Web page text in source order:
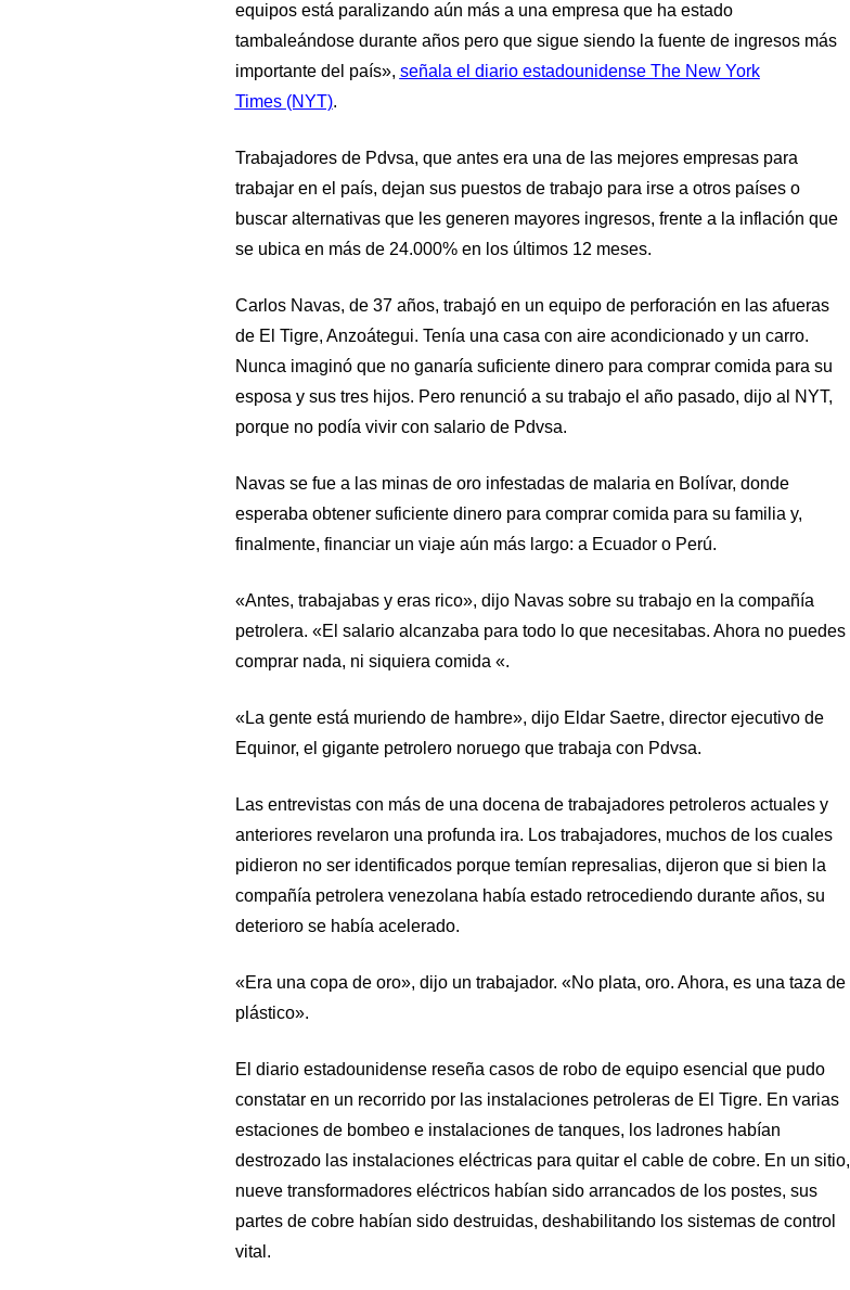
equipos está paralizando aún más a una empresa que ha estado
tambaleándose durante años pero que sigue siendo la fuente de ingresos más
importante del país», señala el diario estadounidense The New York
Times(NYT).
Trabajadores de Pdvsa, que antes era una de las mejores empresas para
trabajar en el país, dejan sus puestos de trabajo para irse a otros países o
buscar alternativas que les generen mayores ingresos, frente a la inflación que
se ubica en más de 24.000% en los últimos 12 meses.
Carlos Navas, de 37 años, trabajó en un equipo de perforación en las afueras
de El Tigre, Anzoátegui. Tenía una casa con aire acondicionado y un carro.
Nunca imaginó que no ganaría suficiente dinero para comprar comida para su
esposa y sus tres hijos. Pero renunció a su trabajo el año pasado, dijo al NYT,
porque no podía vivir con salario de Pdvsa.
Navas se fue a las minas de oro infestadas de malaria en Bolívar, donde
esperaba obtener suficiente dinero para comprar comida para su familia y,
finalmente, financiar un viaje aún más largo: a Ecuador o Perú.
«Antes, trabajabas y eras rico», dijo Navas sobre su trabajo en la compañía
petrolera. «El salario alcanzaba para todo lo que necesitabas. Ahora no puedes
comprar nada, ni siquiera comida «.
«La gente está muriendo de hambre», dijo Eldar Saetre, director ejecutivo de
Equinor, el gigante petrolero noruego que trabaja con Pdvsa.
Las entrevistas con más de una docena de trabajadores petroleros actuales y
anteriores revelaron una profunda ira. Los trabajadores, muchos de los cuales
pidieron no ser identificados porque temían represalias, dijeron que si bien la
compañía petrolera venezolana había estado retrocediendo durante años, su
deterioro se había acelerado.
«Era una copa de oro», dijo un trabajador. «No plata, oro. Ahora, es una taza de
plástico».
El diario estadounidense reseña casos de robo de equipo esencial que pudo
constatar en un recorrido por las instalaciones petroleras de El Tigre. En varias
estaciones de bombeo e instalaciones de tanques, los ladrones habían
destrozado las instalaciones eléctricas para quitar el cable de cobre. En un sitio,
nueve transformadores eléctricos habían sido arrancados de los postes, sus
partes de cobre habían sido destruidas, deshabilitando los sistemas de control
vital.